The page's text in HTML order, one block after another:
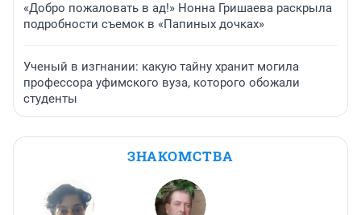
«Добро пожаловать в ад!» Нонна Гришаева раскрыла
подробности съемок в «Папиных дочках»
Ученый в изгнании: какую тайну хранит могила
профессора уфимского вуза, которого обожали
студенты
ЗНАКОМСТВА